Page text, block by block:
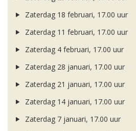
Zaterdag 18 februari, 17.00 uur
Zaterdag 11 februari, 17.00 uur
Zaterdag 4 februari, 17.00 uur
Zaterdag 28 januari, 17.00 uur
Zaterdag 21 januari, 17.00 uur
Zaterdag 14 januari, 17.00 uur
Zaterdag 7 januari, 17.00 uur